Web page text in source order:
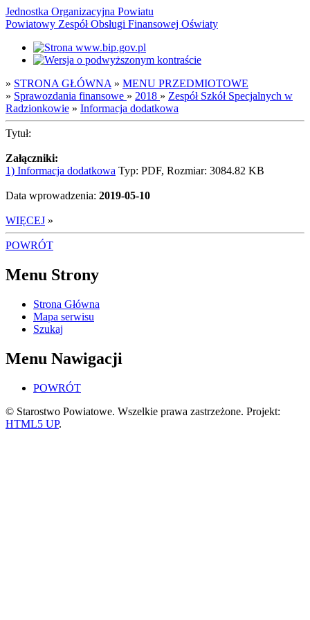
Jednostka Organizacyjna Powiatu
Powiatowy Zespół Obsługi Finansowej Oświaty
» STRONA GŁÓWNA » MENU PRZEDMIOTOWE
» Sprawozdania finansowe » 2018 » Zespół Szkół Specjalnych w
Radzionkowie » Informacja dodatkowa
Tytuł:
Załączniki:
1) Informacja dodatkowa Typ: PDF, Rozmiar: 3084.82 KB
Data wprowadzenia: 2019-05-10
WIĘCEJ »
POWRÓT
Menu Strony
Strona Główna
Mapa serwisu
Szukaj
Menu Nawigacji
POWRÓT
© Starostwo Powiatowe. Wszelkie prawa zastrzeżone. Projekt:
HTML5 UP.